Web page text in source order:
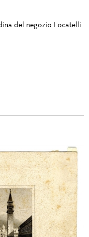
del negozio Locatelli